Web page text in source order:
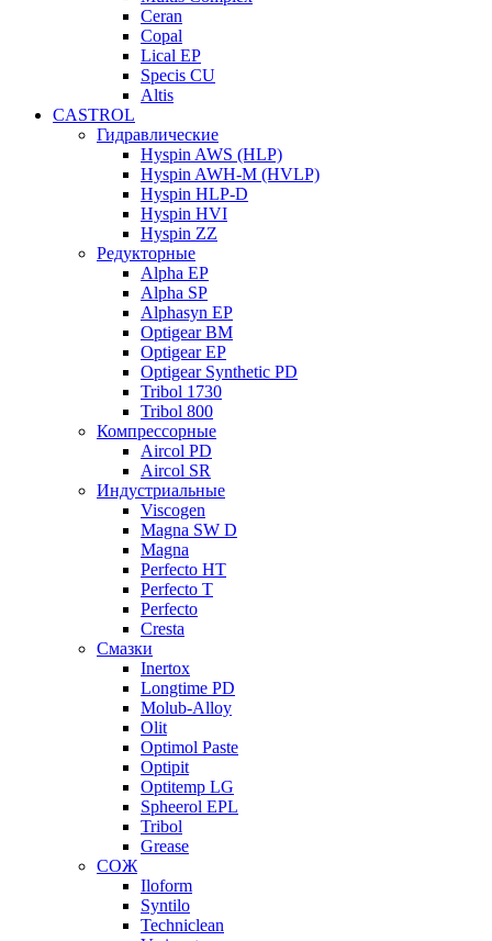
Ceran
Copal
Lical EP
Specis CU
Altis
CASTROL
Гидравлические
Hyspin AWS (HLP)
Hyspin AWH-M (HVLP)
Hyspin HLP-D
Hyspin HVI
Hyspin ZZ
Редукторные
Alpha EP
Alpha SP
Alphasyn EP
Optigear BM
Optigear EP
Optigear Synthetic PD
Tribol 1730
Tribol 800
Компрессорные
Aircol PD
Aircol SR
Индустриальные
Viscogen
Magna SW D
Magna
Perfecto HT
Perfecto T
Perfecto
Cresta
Смазки
Inertox
Longtime PD
Molub-Alloy
Olit
Optimol Paste
Optipit
Optitemp LG
Spheerol EPL
Tribol
Grease
СОЖ
Iloform
Syntilo
Techniclean